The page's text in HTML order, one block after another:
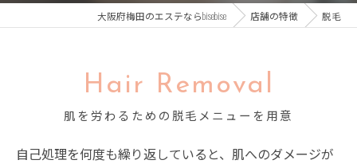
大阪府梅田のエステならbisebise 店舗の特徴 脱毛
肌を労わるための脱毛メニューを用意
Hair Removal
自己処理を何度も繰り返していると、肌へのダメージが